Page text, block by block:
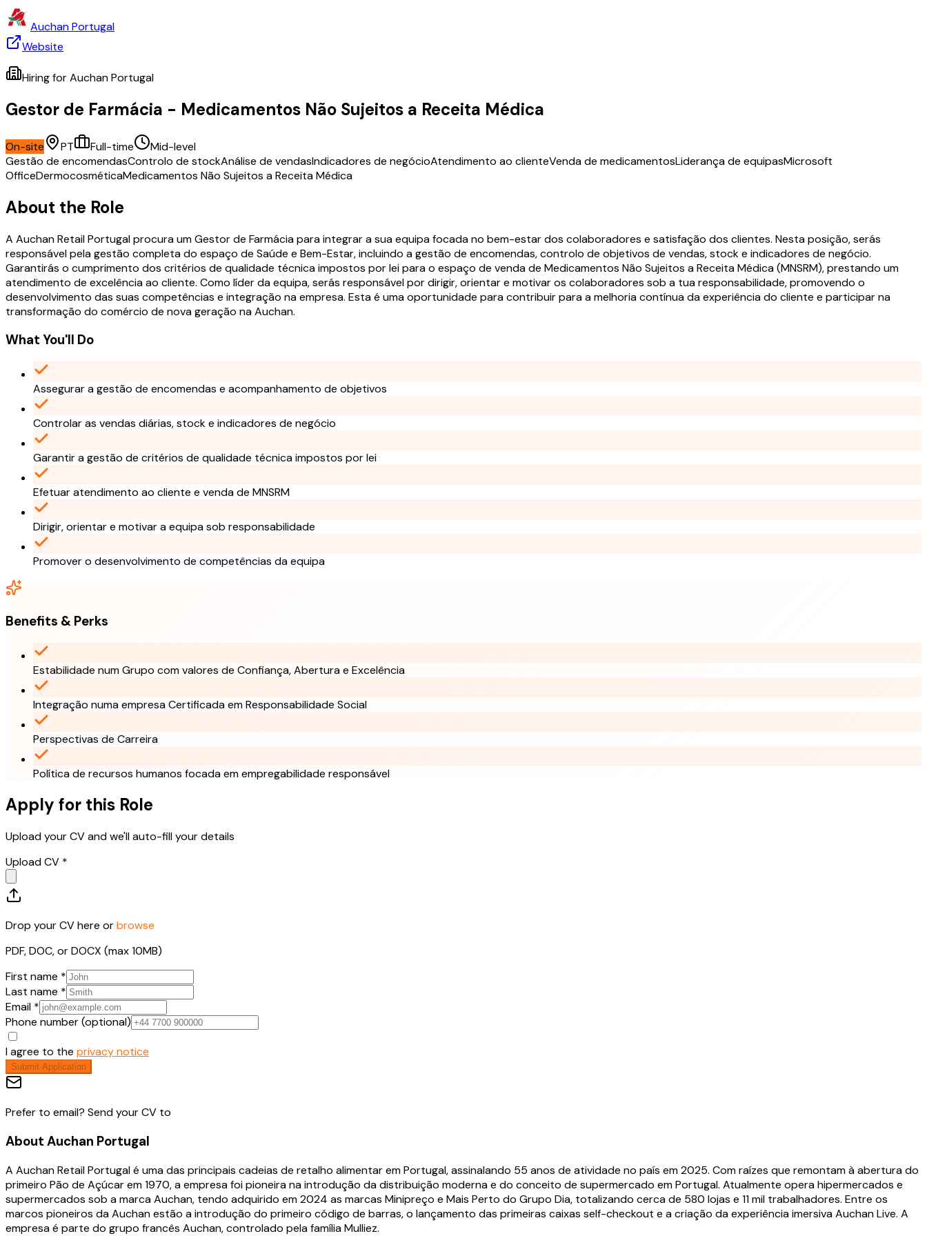
Auchan Portugal
Website
Hiring forAuchan Portugal
Gestor de Farmácia - Medicamentos Não Sujeitos a Receita Médica
On-site PT Full-time
Mid-level
Gestão de encomendasControlo de stockAnálise de vendasIndicadores de negócioAtendimento ao clienteVenda de medicamentosLiderança de equipasMicrosoft
OfficeDermocosméticaMedicamentos Não Sujeitos a Receita Médica
About the Role
A Auchan Retail Portugal procura um Gestor de Farmácia para integrar a sua equipa focada no bem-estar dos colaboradores e satisfação dos clientes. Nesta posição, serás
responsável pela gestão completa do espaço de Saúde e Bem-Estar, incluindo a gestão de encomendas, controlo de objetivos de vendas, stock e indicadores de negócio.
Garantirás o cumprimento dos critérios de qualidade técnica impostos por lei para o espaço de venda de Medicamentos Não Sujeitos a Receita Médica (MNSRM), prestando um
atendimento de excelência ao cliente. Como líder da equipa, serás responsável por dirigir, orientar e motivar os colaboradores sob a tua responsabilidade, promovendo o
desenvolvimento das suas competências e integração na empresa. Esta é uma oportunidade para contribuir para a melhoria contínua da experiência do cliente e participar na
transformação do comércio de nova geração na Auchan.
What You'll Do
Assegurar a gestão de encomendas e acompanhamento de objetivos
Controlar as vendas diárias, stock e indicadores de negócio
Garantir a gestão de critérios de qualidade técnica impostos por lei
Efetuar atendimento ao cliente e venda de MNSRM
Dirigir, orientar e motivar a equipa sob responsabilidade
Promover o desenvolvimento de competências da equipa
Benefits & Perks
Estabilidade num Grupo com valores de Confiança, Abertura e Excelência
Integração numa empresa Certificada em Responsabilidade Social
Perspectivas de Carreira
Política de recursos humanos focada em empregabilidade responsável
Apply for this Role
Upload your CV and we'll auto-fill your details
Upload CV *
Drop your CV here orbrowse
PDF, DOC, or DOCX (max 10MB)
First name *
Last name *
Email *
Phone number (optional)
I agree to the privacy notice
Submit Application
Prefer to email? Send your CV to
About Auchan Portugal
A Auchan Retail Portugal é uma das principais cadeias de retalho alimentar em Portugal, assinalando 55 anos de atividade no país em 2025. Com raízes que remontam à abertura do
primeiro Pão de Açúcar em 1970, a empresa foi pioneira na introdução da distribuição moderna e do conceito de supermercado em Portugal. Atualmente opera hipermercados e
supermercados sob a marca Auchan, tendo adquirido em 2024 as marcas Minipreço e Mais Perto do Grupo Dia, totalizando cerca de 580 lojas e 11 mil trabalhadores. Entre os
marcos pioneiros da Auchan estão a introdução do primeiro código de barras, o lançamento das primeiras caixas self-checkout e a criação da experiência imersiva Auchan Live. A
empresa é parte do grupo francês Auchan, controlado pela família Mulliez.